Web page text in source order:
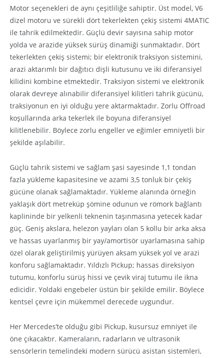
Motor seçenekleri de aynı çeşitliliğe sahiptir. Üst model, V6
dizel motoru ve sürekli dört tekerlekten çekiş sistemi 4MATIC
ile tahrik edilmektedir. Güçlü devir sayısına sahip motor
yolda ve arazide yüksek sürüş dinamiği sunmaktadır. Dört
tekerlekten çekiş sistemi; bir elektronik traksiyon sistemini,
arazi aktarımlı bir dağıtıcı dişli kutusunu ve iki diferansiyel
kilidini kombine etmektedir. Traksiyon sistemi ve elektronik
olarak devreye alınabilir diferansiyel kilitleri tahrik gücünü,
traksiyonun en iyi olduğu yere aktarmaktadır. Zorlu Offroad
koşullarında arka tekerlek ile boyuna diferansiyel
kilitlenebilir. Böylece zorlu engeller ve eğimler emniyetli bir
şekilde aşılabilir.
Güçlü tahrik sistemi ve sağlam şasi sayesinde 1,1 tondan
fazla yükleme kapasitesine ve azami 3,5 tonluk bir çekiş
gücüne olanak sağlamaktadır. Yükleme alanında örneğin
yaklaşık dört metreküp şömine odunun ve römork bağlantı
kaplininde bir yelkenli teknenin taşınmasına yetecek kadar
güç. Geniş akslara, helezon yayları olan 5 kollu bir arka aksa
ve hassas uyarlanmış bir yay/amortisör uyarlamasına sahip
özel olarak geliştirilmiş yürüyen aksam yüksek yol ve arazi
konforu sağlamaktadır. Yıldızlı Pickup; hassas direksiyon
tutumu, konforlu sürüş hissi ve çevik viraj tutumu ile ikna
edicidir. Yoldaki engebeler üstün bir şekilde emilir. Böylece
kentsel çevre için mükemmel derecede uygundur.
Her Mercedes’te olduğu gibi Pickup, kusursuz emniyet ile
öne çıkacaktır. Kameraların, radarların ve ultrasonik
sensörlerin temelindeki modern sürücü asistan sistemleri,